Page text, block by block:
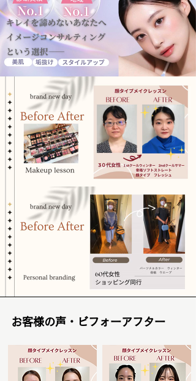
お客様の声・ビフォーアフター